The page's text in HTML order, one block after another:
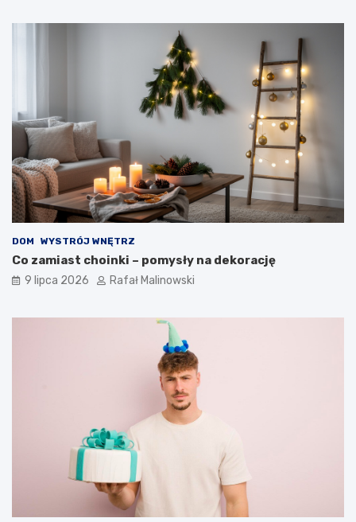
DOM WYSTRÓJ WNĘTRZ
Co zamiast choinki – pomysły na dekorację
9 lipca 2026 Rafał Malinowski